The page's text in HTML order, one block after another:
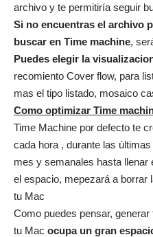
archivo y te permitiría seguir
Si no encuentras el archivo
buscar en Time machine,
Puedes elegir la
recomiento Cover flow, para
mas el tipo listado, mosaico
Como optimizar Time
Time Machine por defecto te
cada hora , durante las
mes y semanales hasta
el espacio, mepezará a borrar
tu Mac
Como puedes pensar,
tu Mac ocupa un gran